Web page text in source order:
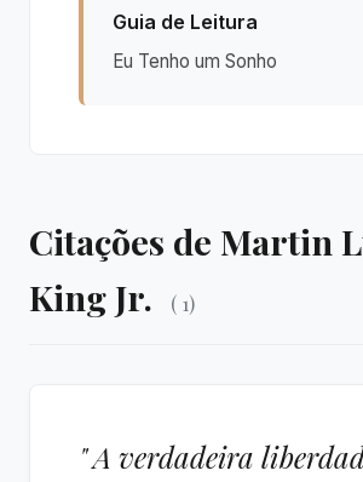
Guia de Leitura
Eu Tenho um Sonho
Citações de Martin
King Jr.
( 1)
" A verdadeira